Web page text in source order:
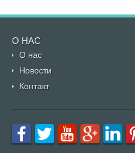
О НАС
О нас
Новости
Контакт